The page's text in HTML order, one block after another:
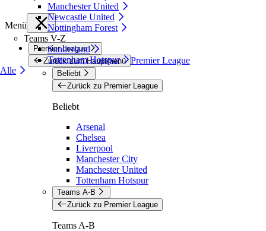
Manchester United
Newcastle United
Nottingham Forest
Teams V-Z
Sunderland
Tottenham Hotspur
Alle
Menü
Premier League
Zurück zum Hauptmenü Premier League
Beliebt
Zurück zu Premier League
Beliebt
Arsenal
Chelsea
Liverpool
Manchester City
Manchester United
Tottenham Hotspur
Teams A-B
Zurück zu Premier League
Teams A-B